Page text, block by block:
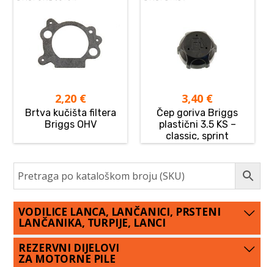
2,20 €
Brtva kučišta filtera
Briggs OHV
3,40 €
Čep goriva Briggs
plastični 3.5 KS –
classic, sprint
VODILICE LANCA, LANČANICI, PRSTENI
LANČANIKA, TURPIJE, LANCI
REZERVNI DIJELOVI
ZA MOTORNE PILE